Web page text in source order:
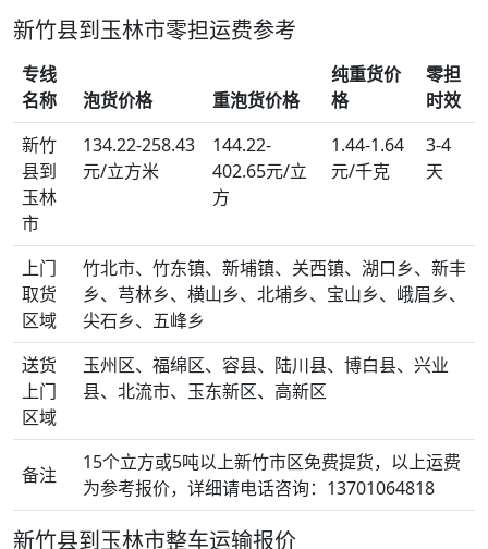
新竹县到玉林市零担运费参考
专线
名称
泡货价格 重泡货价格
纯重货价
格
零担
时效
新竹
县到
玉林
市
134.22-258.43
元/立方米
144.22-
402.65元/立
方
1.44-1.64
元/千克
3-4
天
上门
取货
区域
竹北市、竹东镇、新埔镇、关西镇、湖口乡、新丰
乡、芎林乡、横山乡、北埔乡、宝山乡、峨眉乡、
尖石乡、五峰乡
送货
上门
区域
玉州区、福绵区、容县、陆川县、博白县、兴业
县、北流市、玉东新区、高新区
备注
15个立方或5吨以上新竹市区免费提货，以上运费
为参考报价，详细请电话咨询：13701064818
新竹县到玉林市整车运输报价